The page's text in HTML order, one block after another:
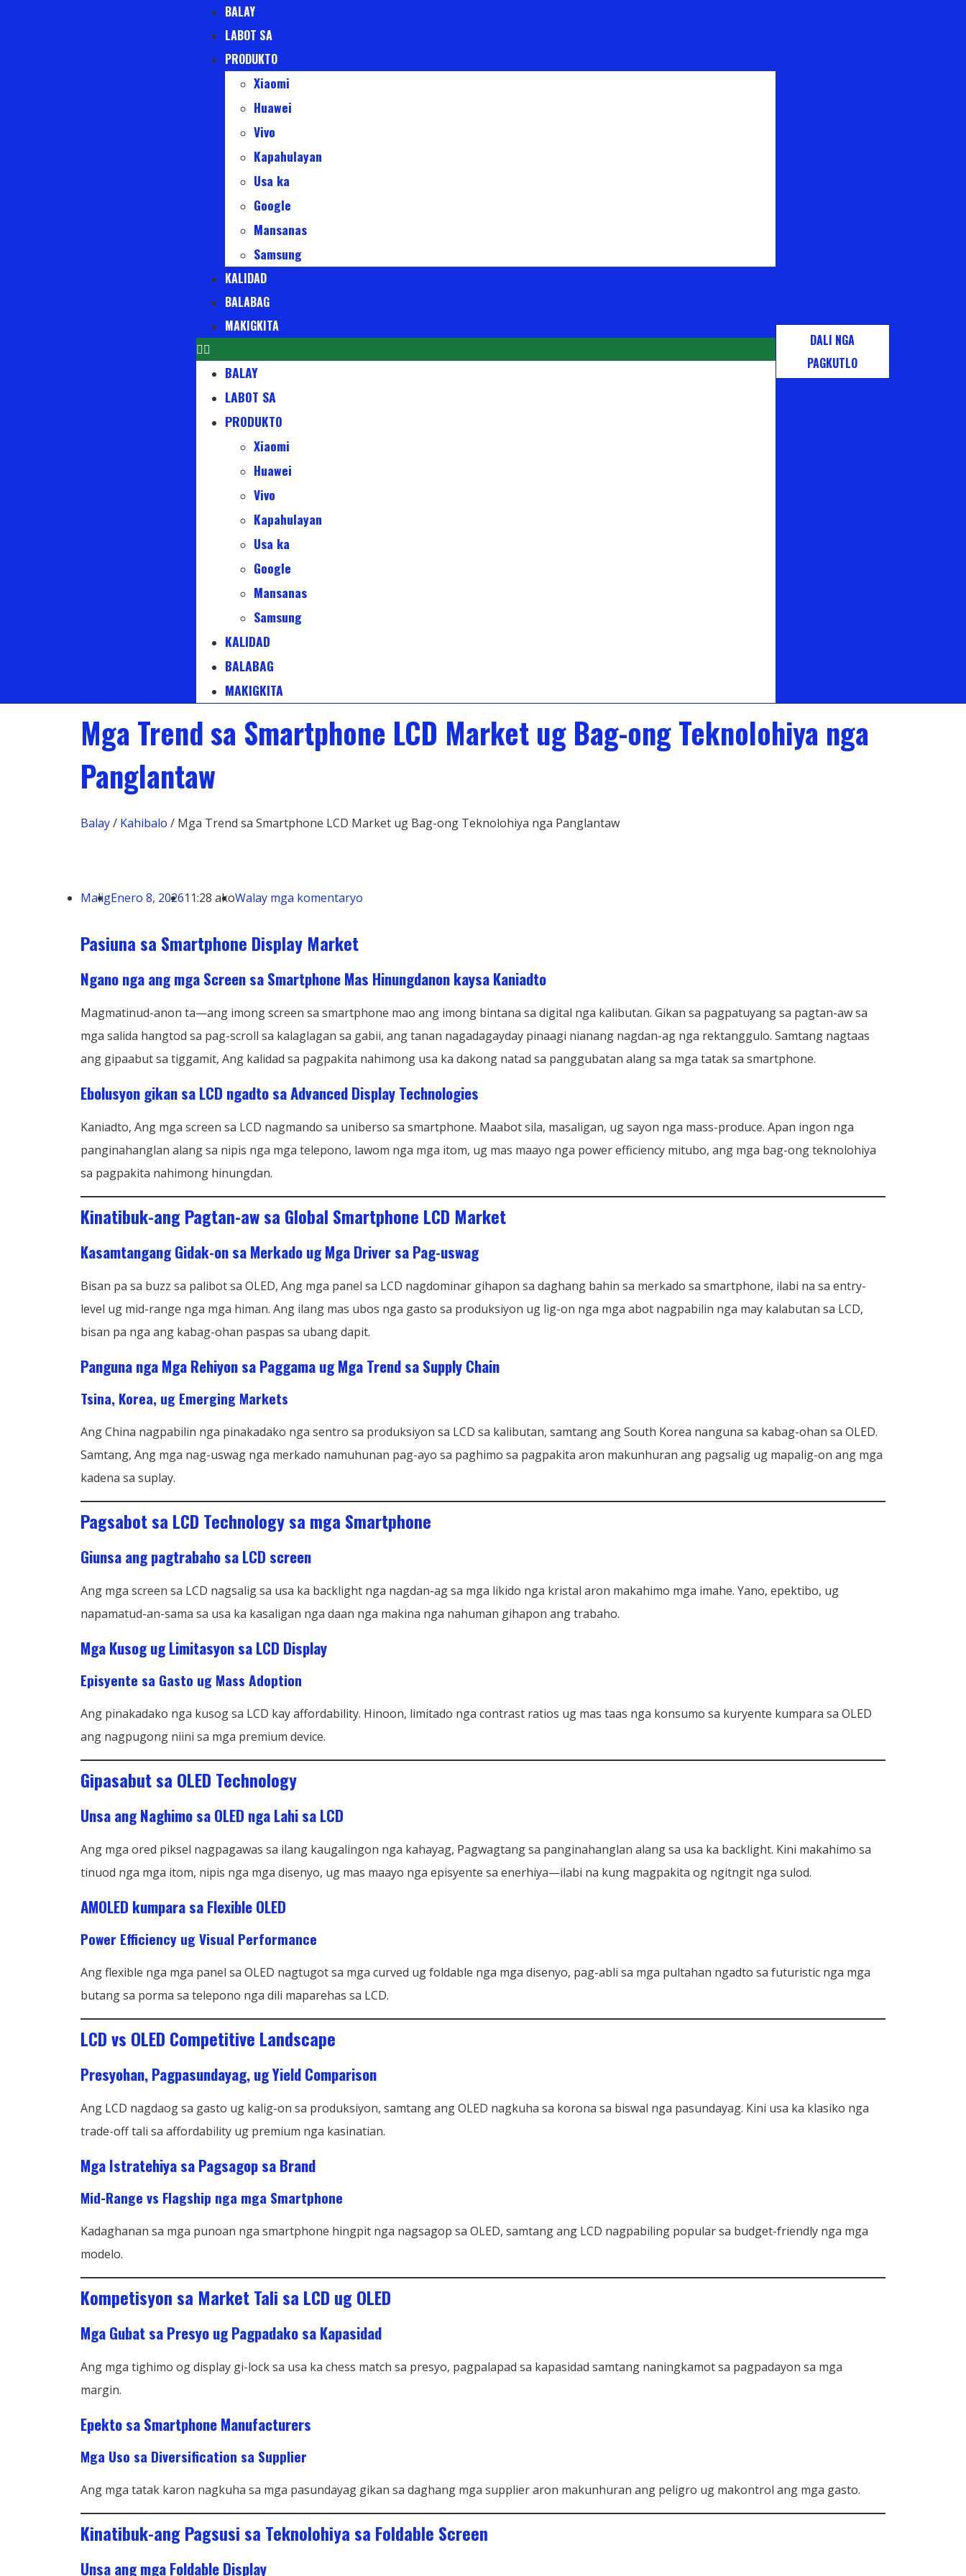
BALAY
LABOT SA
PRODUKTO
Xiaomi
Huawei
Vivo
Kapahulayan
Usa ka
Google
Mansanas
Samsung
KALIDAD
BALABAG
MAKIGKITA
BALAY
LABOT SA
PRODUKTO
Xiaomi
Huawei
Vivo
Kapahulayan
Usa ka
Google
Mansanas
Samsung
KALIDAD
BALABAG
MAKIGKITA
DALI NGA
PAGKUTLO
Mga Trend sa Smartphone LCD Market ug Bag-ong Teknolohiya nga
Panglantaw
Balay/ Kahibalo / Mga Trend sa Smartphone LCD Market ug Bag-ong Teknolohiya nga Panglantaw
MaligEnero 8, 202611:28 akoWalay mga komentaryo
Pasiuna sa Smartphone Display Market
Ngano nga ang mga Screen sa Smartphone Mas Hinungdanon kaysa Kaniadto
Magmatinud-anon ta—ang imong screen sa smartphone mao ang imong bintana sa digital nga kalibutan. Gikan sa pagpatuyang sa pagtan-aw sa
mga salida hangtod sa pag-scroll sa kalaglagan sa gabii, ang tanan nagadagayday pinaagi nianang nagdan-ag nga rektanggulo. Samtang nagtaas
ang gipaabut sa tiggamit, Ang kalidad sa pagpakita nahimong usa ka dakong natad sa panggubatan alang sa mga tatak sa smartphone.
Ebolusyon gikan sa LCD ngadto sa Advanced Display Technologies
Kaniadto, Ang mga screen sa LCD nagmando sa uniberso sa smartphone. Maabot sila, masaligan, ug sayon ​​nga mass-produce. Apan ingon nga
panginahanglan alang sa nipis nga mga telepono, lawom nga mga itom, ug mas maayo nga power efficiency mitubo, ang mga bag-ong teknolohiya
sa pagpakita nahimong hinungdan.
Kinatibuk-ang Pagtan-aw sa Global Smartphone LCD Market
Kasamtangang Gidak-on sa Merkado ug Mga Driver sa Pag-uswag
Bisan pa sa buzz sa palibot sa OLED, Ang mga panel sa LCD nagdominar gihapon sa daghang bahin sa merkado sa smartphone, ilabi na sa entry-
level ug mid-range nga mga himan. Ang ilang mas ubos nga gasto sa produksiyon ug lig-on nga mga abot nagpabilin nga may kalabutan sa LCD,
bisan pa nga ang kabag-ohan paspas sa ubang dapit.
Panguna nga Mga Rehiyon sa Paggama ug Mga Trend sa Supply Chain
Tsina, Korea, ug Emerging Markets
Ang China nagpabilin nga pinakadako nga sentro sa produksiyon sa LCD sa kalibutan, samtang ang South Korea nanguna sa kabag-ohan sa OLED.
Samtang, Ang mga nag-uswag nga merkado namuhunan pag-ayo sa paghimo sa pagpakita aron makunhuran ang pagsalig ug mapalig-on ang mga
kadena sa suplay.
Pagsabot sa LCD Technology sa mga Smartphone
Giunsa ang pagtrabaho sa LCD screen
Ang mga screen sa LCD nagsalig sa usa ka backlight nga nagdan-ag sa mga likido nga kristal aron makahimo mga imahe. Yano, epektibo, ug
napamatud-an-sama sa usa ka kasaligan nga daan nga makina nga nahuman gihapon ang trabaho.
Mga Kusog ug Limitasyon sa LCD Display
Episyente sa Gasto ug Mass Adoption
Ang pinakadako nga kusog sa LCD kay affordability. Hinoon, limitado nga contrast ratios ug mas taas nga konsumo sa kuryente kumpara sa OLED
ang nagpugong niini sa mga premium device.
Gipasabut sa OLED Technology
Unsa ang Naghimo sa OLED nga Lahi sa LCD
Ang mga ored piksel nagpagawas sa ilang kaugalingon nga kahayag, Pagwagtang sa panginahanglan alang sa usa ka backlight. Kini makahimo sa
tinuod nga mga itom, nipis nga mga disenyo, ug mas maayo nga episyente sa enerhiya—ilabi na kung magpakita og ngitngit nga sulod.
AMOLED kumpara sa Flexible OLED
Power Efficiency ug Visual Performance
Ang flexible nga mga panel sa OLED nagtugot sa mga curved ug foldable nga mga disenyo, pag-abli sa mga pultahan ngadto sa futuristic nga mga
butang sa porma sa telepono nga dili maparehas sa LCD.
LCD vs OLED Competitive Landscape
Presyohan, Pagpasundayag, ug Yield Comparison
Ang LCD nagdaog sa gasto ug kalig-on sa produksiyon, samtang ang OLED nagkuha sa korona sa biswal nga pasundayag. Kini usa ka klasiko nga
trade-off tali sa affordability ug premium nga kasinatian.
Mga Istratehiya sa Pagsagop sa Brand
Mid-Range vs Flagship nga mga Smartphone
Kadaghanan sa mga punoan nga smartphone hingpit nga nagsagop sa OLED, samtang ang LCD nagpabiling popular sa budget-friendly nga mga
modelo.
Kompetisyon sa Market Tali sa LCD ug OLED
Mga Gubat sa Presyo ug Pagpadako sa Kapasidad
Ang mga tighimo og display gi-lock sa usa ka chess match sa presyo, pagpalapad sa kapasidad samtang naningkamot sa pagpadayon sa mga
margin.
Epekto sa Smartphone Manufacturers
Mga Uso sa Diversification sa Supplier
Ang mga tatak karon nagkuha sa mga pasundayag gikan sa daghang mga supplier aron makunhuran ang peligro ug makontrol ang mga gasto.
Kinatibuk-ang Pagsusi sa Teknolohiya sa Foldable Screen
Unsa ang mga Foldable Display